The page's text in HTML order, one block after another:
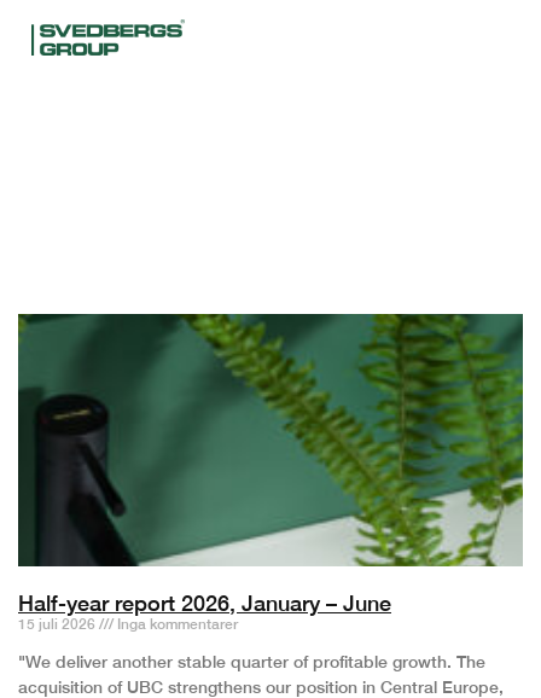
Half-year report 2026, January – June
15 juli 2026 Inga kommentarer
"We deliver another stable quarter of profitable growth. The
acquisition of UBC strengthens our position in Central Europe,